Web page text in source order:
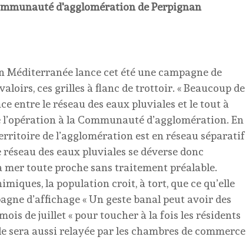
d'agglomération de Perpignan
lance cet été une campagne de
ces grilles à flanc de trottoir. « Beaucoup de
entre le réseau des eaux pluviales et le tout à
à la Communauté d’agglomération. En
de l’agglomération est en réseau séparatif
des eaux pluviales se déverse donc
mer toute proche sans traitement préalable.
la population croit, à tort, que ce qu’elle
d’affichage « Un geste banal peut avoir des
de juillet « pour toucher à la fois les résidents
sera aussi relayée par les chambres de commerce